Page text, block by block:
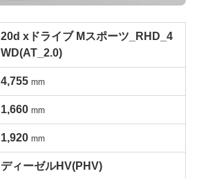
20d xドライブ Mスポーツ_RHD_4
WD(AT_2.0)
4,755 mm
1,660 mm
1,920 mm
ディーゼルHV(PHV)